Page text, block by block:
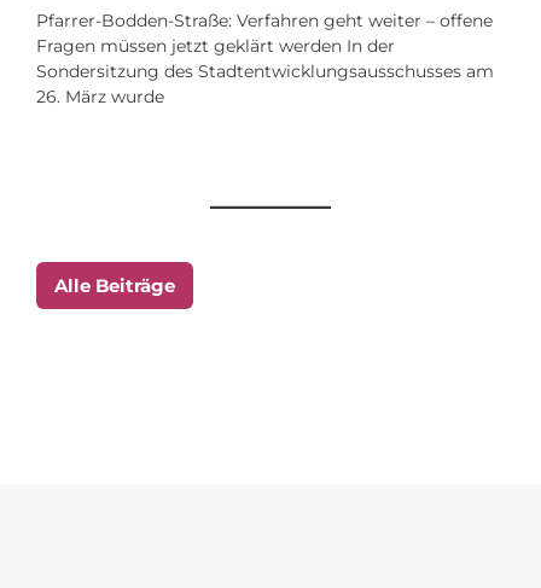
Pfarrer-Bodden-Straße: Verfahren geht weiter – offene
Fragen müssen jetzt geklärt werden In der
Sondersitzung des Stadtentwicklungsausschusses am
26. März wurde
Alle Beiträge